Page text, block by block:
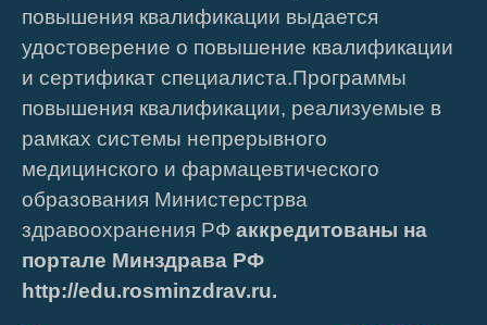
повышения квалификации выдается
удостоверение о повышение квалификации
и сертификат специалиста.Программы
повышения квалификации, реализуемые в
рамках системы непрерывного
медицинского и фармацевтического
образования Министерстрва
здравоохранения РФ аккредитованы на
портале Минздрава РФ
http://edu.rosminzdrav.ru.